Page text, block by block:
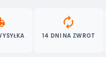
autorenew
14 DNI NA ZWROT